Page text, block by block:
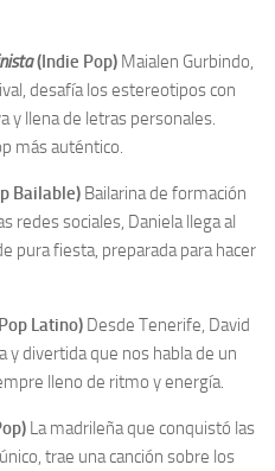
(Indie Pop) Maialen Gurbindo,
desafía los estereotipos con
y llena de letras personales.
más auténtico.
Bailable) Bailarina de formación
redes sociales, Daniela llega al
pura fiesta, preparada para hacer
Latino) Desde Tenerife, David
divertida que nos habla de un
lleno de ritmo y energía.
La madrileña que conquistó las
trae una canción sobre los